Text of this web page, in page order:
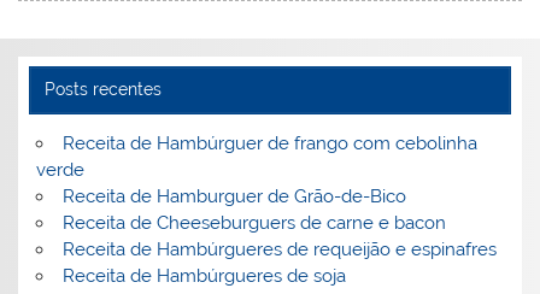
o
k
ai
Posts recentes
Receita de Hambúrguer de frango com cebolinha
verde
Receita de Hamburguer de Grão-de-Bico
Receita de Cheeseburguers de carne e bacon
Receita de Hambúrgueres de requeijão e espinafres
Receita de Hambúrgueres de soja